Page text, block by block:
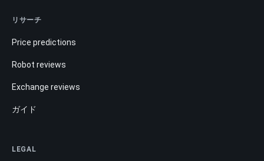
リサーチ
Price predictions
Robot reviews
Exchange reviews
ガイド
LEGAL